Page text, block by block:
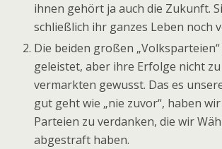
ihnen gehört ja auch die Zukunft.
schließlich ihr ganzes Leben noch
Die beiden großen
geleistet, aber ihre Erfolge nicht zu
vermarkten gewusst. Das es
gut geht wie „nie zuvor“, haben
Parteien zu verdanken, die wir
abgestraft haben.